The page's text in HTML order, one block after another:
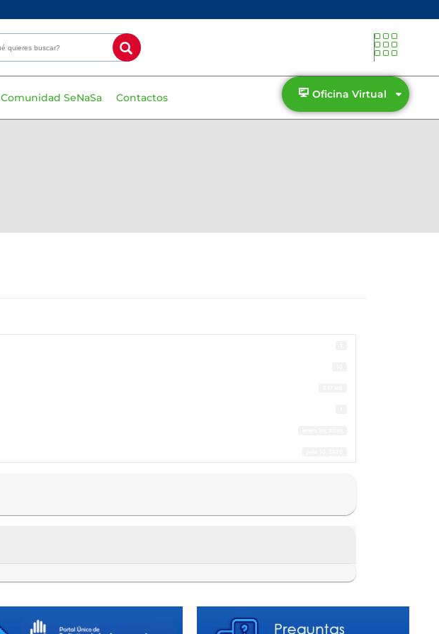
Comunidad SeNaSa Contactos Oficina Virtual